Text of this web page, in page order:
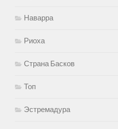
Наварра
Риоха
Страна Басков
Топ
Эстремадура